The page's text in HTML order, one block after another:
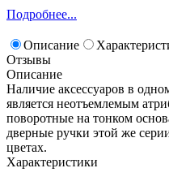
Подробнее...
Описание
Отзывы
Описание
Наличие аксессуаров в
является неотъемлемым
поворотные на тонком
дверные ручки этой же
цветах.
Характеристики